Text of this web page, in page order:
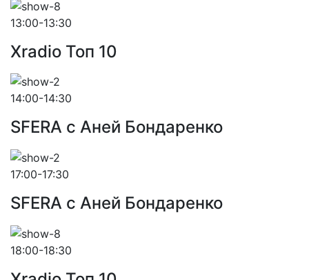
13:00-13:30
Xradio Топ 10
14:00-14:30
SFERA с Аней Бондаренко
17:00-17:30
SFERA с Аней Бондаренко
18:00-18:30